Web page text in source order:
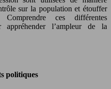
sur la population et étouffer
ces différentes
appréhender l’ampleur de la
politiques